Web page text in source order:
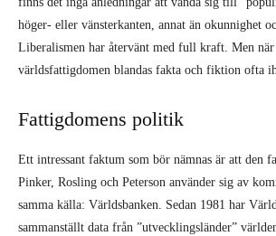
höger- eller vänsterkanten, annat än okunnighet
Liberalismen har återvänt med full kraft. Men
världsfattigdomen blandas fakta och fiktion ofta
Fattigdomens politik
Ett intressant faktum som bör nämnas är att den
Pinker, Rosling och Peterson använder sig av
samma källa: Världsbanken. Sedan 1981 har
sammanställt data från ”utvecklingsländer”